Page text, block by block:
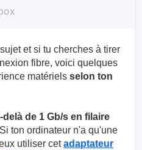
et si tu cherches à tirer
fibre, voici quelques
matériels selon ton
de 1 Gb/s en filaire
Si ton ordinateur n'a qu'une
utiliser cetadaptateur